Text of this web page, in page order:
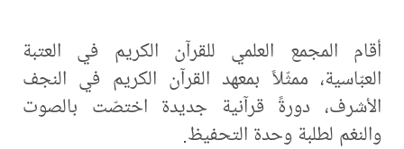
أقام المجمع العلمي للقرآن الكريم في العتبة
العبّاسية، ممثّلاً بمعهد القرآن الكريم في النجف
الأشرف، دورةً قرآنية جديدة اختصّت بالصوت
والنغم لطلبة وحدة التحفيظ.